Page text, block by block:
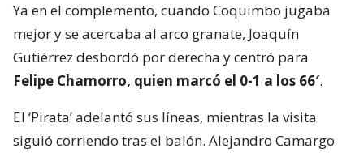
Ya en el complemento, cuando Coquimbo jugaba
mejor y se acercaba al arco granate, Joaquín
Gutiérrez desbordó por derecha y centró para
Felipe Chamorro, quien marcó el 0-1 a los 66′.
El ‘Pirata’ adelantó sus líneas, mientras la visita
siguió corriendo tras el balón. Alejandro Camargo